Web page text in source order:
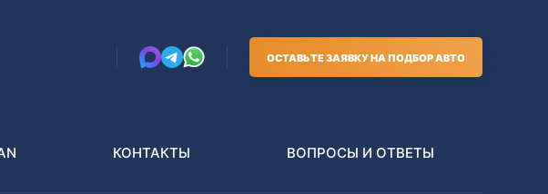
ОСТАВЬТЕ ЗАЯВКУ НА ПОДБОР АВТО
КОНТАКТЫ ВОПРОСЫ И ОТВЕТЫ